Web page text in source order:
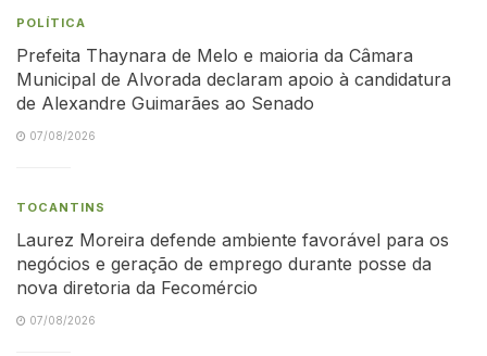
POLÍTICA
Prefeita Thaynara de Melo e maioria da Câmara
Municipal de Alvorada declaram apoio à candidatura
de Alexandre Guimarães ao Senado
07/08/2026
TOCANTINS
Laurez Moreira defende ambiente favorável para os
negócios e geração de emprego durante posse da
nova diretoria da Fecomércio
07/08/2026